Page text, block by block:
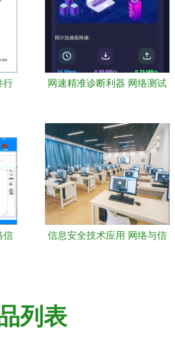
行
网速精准诊断利器 网络测试
下载指南
信
信息安全技术应用 网络与信
列表